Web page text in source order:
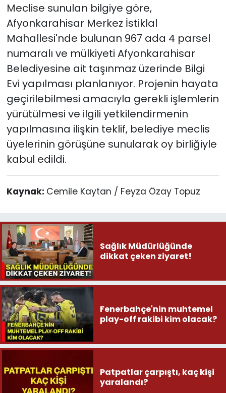
Meclise sunulan bilgiye göre,
Afyonkarahisar Merkez İstiklal
Mahallesi'nde bulunan 967 ada 4 parsel
numaralı ve mülkiyeti Afyonkarahisar
Belediyesine ait taşınmaz üzerinde Bilgi
Evi yapılması planlanıyor. Projenin hayata
geçirilebilmesi amacıyla gerekli işlemlerin
yürütülmesi ve ilgili yetkilendirmenin
yapılmasına ilişkin teklif, belediye meclis
üyelerinin görüşüne sunularak oy birliğiyle
kabul edildi.
Kaynak: Cemile Kaytan / Feyza Özay Topuz
Sağlık Müdürlüğünde
dikkat çeken ziyaret!
Fenerbahçe'nin muhtemel
play-off rakibi kim olacak?
Patpatlar çarpıştı, kaç kişi
yaralandı?